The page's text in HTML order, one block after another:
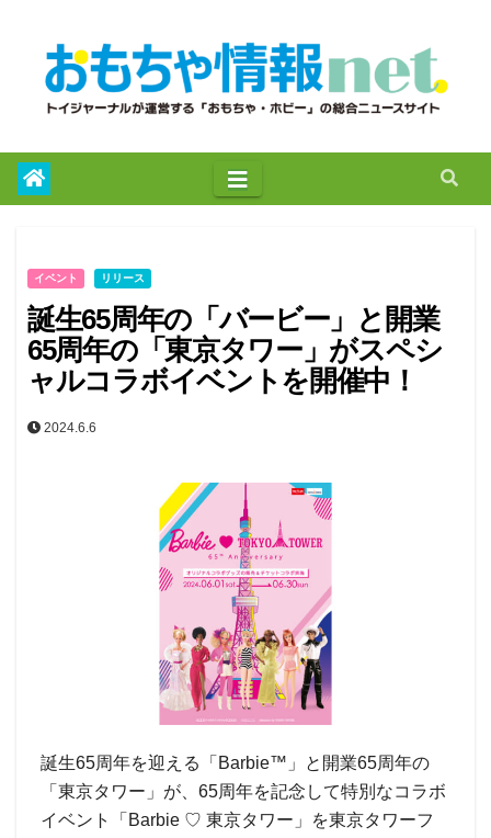
イベント リリース
誕生65周年の「バービー」と開業
65周年の「東京タワー」がスペシ
ャルコラボイベントを開催中！
2024.6.6
誕生65周年を迎える「Barbie™」と開業65周年の
「東京タワー」が、65周年を記念して特別なコラボ
イベント「Barbie ♡ 東京タワー」を東京タワーフ